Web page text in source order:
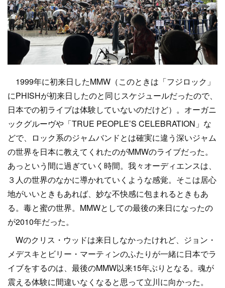
1999年に初来日したMMW（このときは「フジロック」
にPHISHが初来日したのと同じスケジュールだったので、
日本での初ライブは体験していないのだけど）。オーガニ
ックグルーヴや「TRUE PEOPLE’S CELEBRATION」な
どで、ロック系のジャムバンドとは確実に違う深いジャム
の世界を日本に教えてくれたのがMMWのライブだった。
あっという間に過ぎていく時間。我々オーディエンスは、
３人の世界のなかに導かれていくような感覚。そこは居心
地がいいときもあれば、妙な不快感に包まれるときもあ
る。毒と蜜の世界。MMWとしての最後の来日になったの
が2010年だった。
Wのクリス・ウッドは来日しなかったけれど、ジョン・
メデスキとビリー・マーティンのふたりが一緒に日本でラ
イブをするのは、最後のMMW以来15年ぶりとなる。魂が
震える体験に間違いなくなると思って立川に向かった。